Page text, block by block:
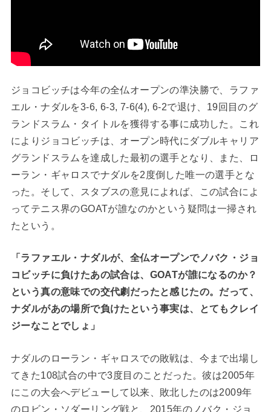
ジョコビッチは今年の全仏オープンの準決勝で、ラファ
エル・ナダルを3-6, 6-3, 7-6(4), 6-2で退け、19回目のグ
ランドスラム・タイトルを獲得する事に成功した。これ
によりジョコビッチは、オープン時代にダブルキャリア
グランドスラムを達成した最初の選手となり、また、ロ
ーラン・ギャロスでナダルを2度倒した唯一の選手とな
った。そして、スタブスの意見によれば、この試合によ
ってテニス界のGOATが誰なのかという疑問は一掃され
たという。
「ラファエル・ナダルが、全仏オープンでノバク・ジョ
コビッチに負けたあの試合は、GOATが誰になるのか？
という真の意味での交代劇だったと感じたの。だって、
ナダルがあの場所で負けたという事実は、とてもクレイ
ジーなことでしょ」
ナダルのローラン・ギャロスでの敗戦は、今まで出場し
てきた108試合の中で3度目のことだった。彼は2005年
にこの大会へデビューして以来、敗北したのは2009年
のロビン・ソダーリング戦と、2015年のノバク・ジョ